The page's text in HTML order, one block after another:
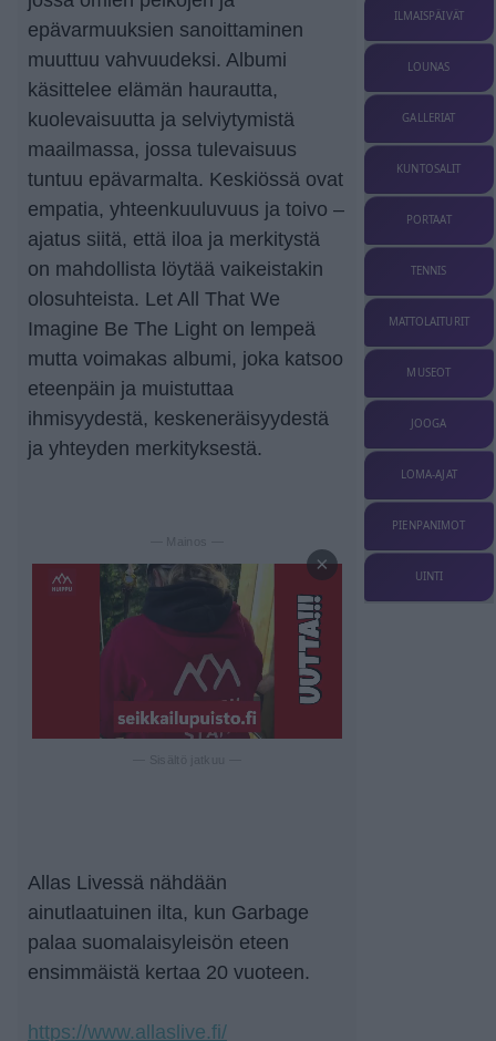
epävarmuuksien sanoittaminen
muuttuu vahvuudeksi. Albumi
käsittelee elämän haurautta,
kuolevaisuutta ja selviytymistä
maailmassa, jossa tulevaisuus
tuntuu epävarmalta. Keskiössä ovat
empatia, yhteenkuuluvuus ja toivo –
ajatus siitä, että iloa ja merkitystä
on mahdollista löytää vaikeistakin
olosuhteista. Let All That We
Imagine Be The Light on lempeä
mutta voimakas albumi, joka katsoo
eteenpäin ja muistuttaa
ihmisyydestä, keskeneräisyydestä
ja yhteyden merkityksestä.
— Mainos —
×
Allas Livessä nähdään
ainutlaatuinen ilta, kun Garbage
palaa suomalaisyleisön eteen
ensimmäistä kertaa 20 vuoteen.
https://www.allaslive.fi/
ILMAISPÄIVÄT
LOUNAS
GALLERIAT
KUNTOSALIT
PORTAAT
TENNIS
MATTOLAITURIT
MUSEOT
JOOGA
LOMA-AJAT
PIENPANIMOT
UINTI